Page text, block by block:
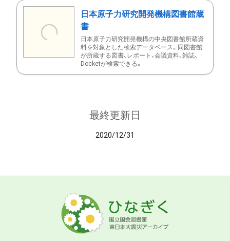
日本原子力研究開発機構図書館蔵
書
日本原子力研究開発機構の中央図書館所蔵資
料を対象とした検索データベース。同図書館
が所蔵する図書、レポート、会議資料、雑誌、
Docketが検索できる。
最終更新日
2020/12/31